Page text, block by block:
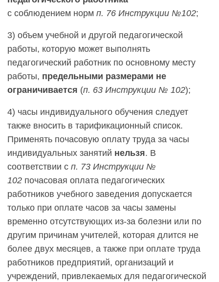
с соблюдением норм п. 76 Инструкции №102;
3) объем учебной и другой педагогической
работы, которую может выполнять
педагогический работник по основному месту
работы, предельными размерами не
ограничивается (п. 63 Инструкции № 102);
4) часы индивидуального обучения следует
также вносить в тарификационный список.
Применять почасовую оплату труда за часы
индивидуальных занятий нельзя. В
соответствии с п. 73 Инструкции №
102 почасовая оплата педагогических
работников учебного заведения допускается
только при оплате часов за часы замены
временно отсутствующих из-за болезни или по
другим причинам учителей, которая длится не
более двух месяцев, а также при оплате труда
работников предприятий, организаций и
учреждений, привлекаемых для педагогической